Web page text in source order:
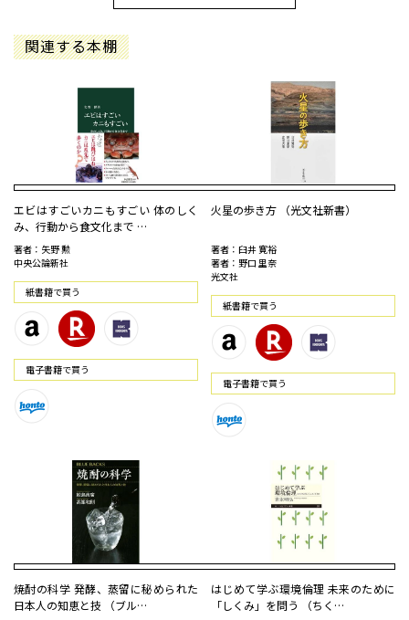
関連する本棚
エビはすごいカニもすごい 体のしく
み、行動から食文化まで …
著者：矢野 勲
中央公論新社
紙書籍で買う
電⼦書籍で買う
火星の歩き方 （光文社新書）
著者：臼井 寛裕
著者：野口 里奈
光文社
紙書籍で買う
電⼦書籍で買う
焼酎の科学 発酵、蒸留に秘められた
日本人の知恵と技 （ブル…
はじめて学ぶ環境倫理 未来のために
「しくみ」を問う （ちく…